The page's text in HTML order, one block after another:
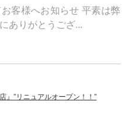
客様へお知らせ 平素は弊
ありがとうござ...
』”リニュアルオープン！！”